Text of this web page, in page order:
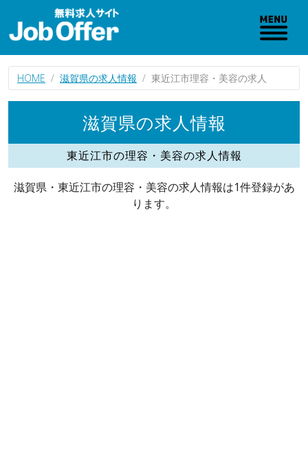
HOME 滋賀県の求人情報 東近江市理容・美容の求人
滋賀県の求人情報
東近江市の理容・美容の求人情報
滋賀県・東近江市の理容・美容の求人情報は1件登録があ
ります。